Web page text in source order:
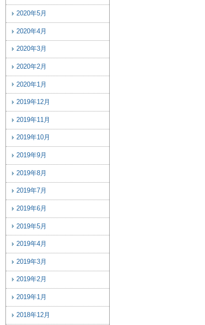
2020年5月
2020年4月
2020年3月
2020年2月
2020年1月
2019年12月
2019年11月
2019年10月
2019年9月
2019年8月
2019年7月
2019年6月
2019年5月
2019年4月
2019年3月
2019年2月
2019年1月
2018年12月